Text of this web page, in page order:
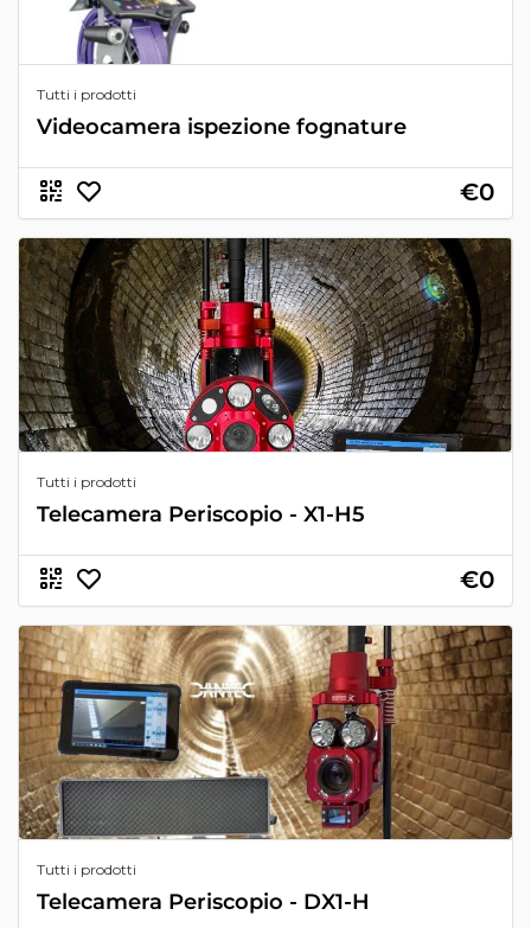
Tutti i prodotti
Videocamera ispezione fognature
€0
Tutti i prodotti
Telecamera Periscopio - X1-H5
€0
Tutti i prodotti
Telecamera Periscopio - DX1-H